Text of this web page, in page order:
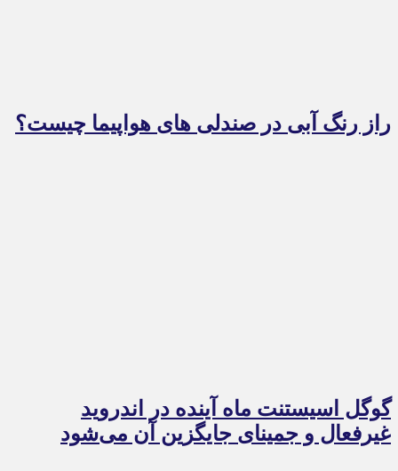
راز رنگ آبی در صندلی های هواپیما چیست؟
گوگل اسیستنت ماه آینده در اندروید
غیرفعال و جمینای جایگزین آن می‌شود